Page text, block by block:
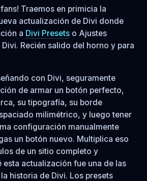
Traemos en primicia la
actualización de Divi donde
a Divi Presetso Ajustes
Recién salido del horno y para
con Divi, seguramente
de armar un botón perfecto,
su tipografía, su borde
milimétrico, y luego tener
configuración manualmente
un botón nuevo. Multiplica eso
de un sitio completo y
esta actualización fue una de las
historia de Divi. Los presets